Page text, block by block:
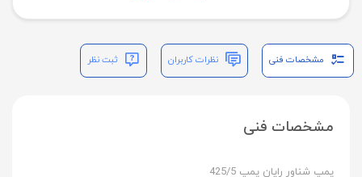
مشخصات فنی نظرات کاربران ثبت نظر
مشخصات فنی
پمپ شناور رایان پمپ 425/5